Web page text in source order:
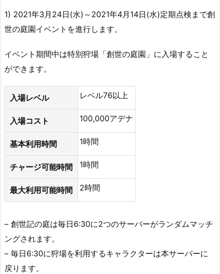
1) 2021年3月24日(水)～2021年4月14日(水)定期点検まで創
世の庭園イベントを進行します。
イベント期間中は特別狩場「創世の庭園」に入場すること
ができます。
入場レベル レベル76以上
入場コスト 100,000アデナ
基本利用時間 1時間
チャージ可能時間 1時間
最大利用可能時間 2時間
– 創世記の庭は毎日6:30に2つのサーバーがランダムマッチ
ングされます。
– 毎日6:30に狩場を利用するキャラクターは本サーバーに
戻ります。